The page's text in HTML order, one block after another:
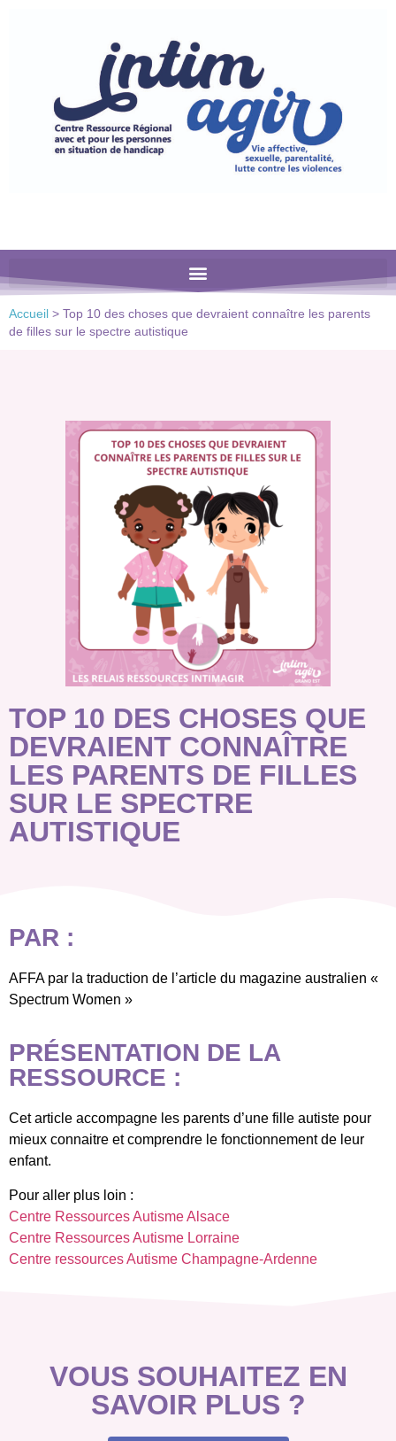
comprend
Accueil > Top 10 des choses que devraient connaître les parents
de filles sur le spectre autistique​
TOP 10 DES CHOSES QUE
DEVRAIENT CONNAÎTRE
LES PARENTS DE FILLES
SUR LE SPECTRE
AUTISTIQUE
PAR :
AFFA par la traduction de l’article du magazine australien «
Spectrum Women »
PRÉSENTATION DE LA
RESSOURCE :
Cet article accompagne les parents d’une fille autiste pour
mieux connaitre et comprendre le fonctionnement de leur
enfant.
Pour aller plus loin :
Centre Ressources Autisme Alsace
Centre Ressources Autisme Lorraine
Centre ressources Autisme Champagne-Ardenne
VOUS SOUHAITEZ EN
SAVOIR PLUS ?